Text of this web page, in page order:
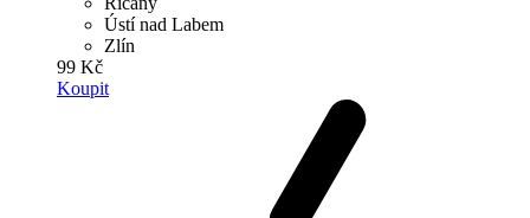
Ústí nad Labem
Zlín
99 Kč
Koupit